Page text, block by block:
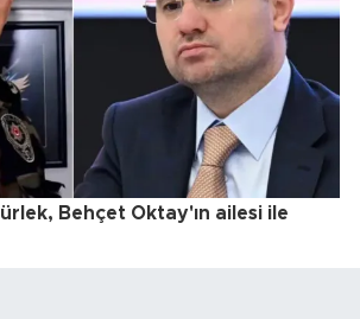
Behçet Oktay'ın ailesi ile